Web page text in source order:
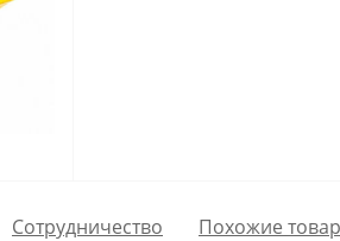
Сотрудничество Похожие